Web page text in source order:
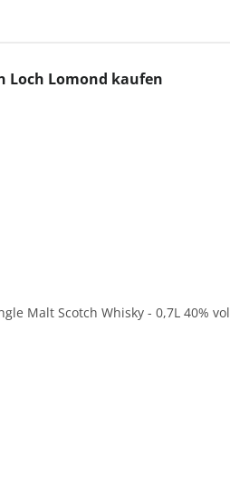
Loch Lomond kaufen
Malt Scotch Whisky - 0,7L 40% vol
von 4.9 von 5 Sternen